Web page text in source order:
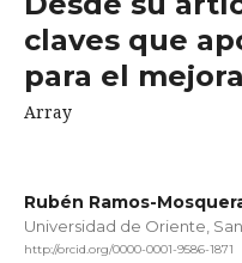
claves que
para el
Array
Rubén Ramos-
Universidad de Oriente,
http://orcid.org/0000-0001-9586-1871